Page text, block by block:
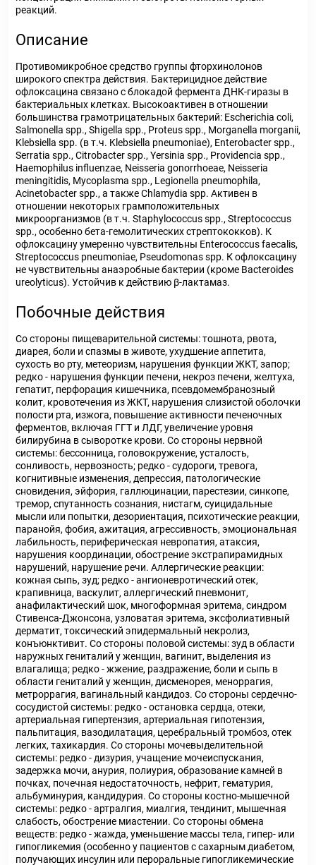
реакций.
Описание
Противомикробное средство группы фторхинолонов
широкого спектра действия. Бактерицидное действие
офлоксацина связано с блокадой фермента ДНК-гиразы в
бактериальных клетках. Высокоактивен в отношении
большинства грамотрицательных бактерий: Escherichia coli,
Salmonella spp., Shigella spp., Proteus spp., Morganella morganii,
Klebsiella spp. (в т.ч. Klebsiella pneumoniae), Enterobacter spp.,
Serratia spp., Citrobacter spp., Yersinia spp., Providencia spp.,
Haemophilus influenzae, Neisseria gonorrhoeae, Neisseria
meningitidis, Mycoplasma spp., Legionella pneumophila,
Acinetobacter spp., а также Chlamydia spp. Активен в
отношении некоторых грамположительных
микроорганизмов (в т.ч. Staphylococcus spp., Streptococcus
spp., особенно бета-гемолитических стрептококков). К
офлоксацину умеренно чувствительны Enterococcus faecalis,
Streptococcus pneumoniae, Pseudomonas spp. К офлоксацину
не чувствительны анаэробные бактерии (кроме Bacteroides
ureolyticus). Устойчив к действию β-лактамаз.
Побочные действия
Со стороны пищеварительной системы: тошнота, рвота,
диарея, боли и спазмы в животе, ухудшение аппетита,
сухость во рту, метеоризм, нарушения функции ЖКТ, запор;
редко - нарушения функции печени, некроз печени, желтуха,
гепатит, перфорация кишечника, псевдомембранозный
колит, кровотечения из ЖКТ, нарушения слизистой оболочки
полости рта, изжога, повышение активности печеночных
ферментов, включая ГГТ и ЛДГ, увеличение уровня
билирубина в сыворотке крови. Со стороны нервной
системы: бессонница, головокружение, усталость,
сонливость, нервозность; редко - судороги, тревога,
когнитивные изменения, депрессия, патологические
сновидения, эйфория, галлюцинации, парестезии, синкопе,
тремор, спутанность сознания, нистагм, суицидальные
мысли или попытки, дезориентация, психотические реакции,
паранойя, фобия, ажитация, агрессивность, эмоциональная
лабильность, периферическая невропатия, атаксия,
нарушения координации, обострение экстрапирамидных
нарушений, нарушение речи. Аллергические реакции:
кожная сыпь, зуд; редко - ангионевротический отек,
крапивница, васкулит, аллергический пневмонит,
анафилактический шок, многоформная эритема, синдром
Стивенса-Джонсона, узловатая эритема, эксфолиативный
дерматит, токсический эпидермальный некролиз,
конъюнктивит. Со стороны половой системы: зуд в области
наружных гениталий у женщин, вагинит, выделения из
влагалища; редко - жжение, раздражение, боли и сыпь в
области гениталий у женщин, дисменорея, меноррагия,
метроррагия, вагинальный кандидоз. Со стороны сердечно-
сосудистой системы: редко - остановка сердца, отеки,
артериальная гипертензия, артериальная гипотензия,
пальпитация, вазодилатация, церебральный тромбоз, отек
легких, тахикардия. Со стороны мочевыделительной
системы: редко - дизурия, учащение мочеиспускания,
задержка мочи, анурия, полиурия, образование камней в
почках, почечная недостаточность, нефрит, гематурия,
альбуминурия, кандидурия. Со стороны костно-мышечной
системы: редко - артралгия, миалгия, тендинит, мышечная
слабость, обострение миастении. Со стороны обмена
веществ: редко - жажда, уменьшение массы тела, гипер- или
гипогликемия (особенно у пациентов с сахарным диабетом,
получающих инсулин или пероральные гипогликемические